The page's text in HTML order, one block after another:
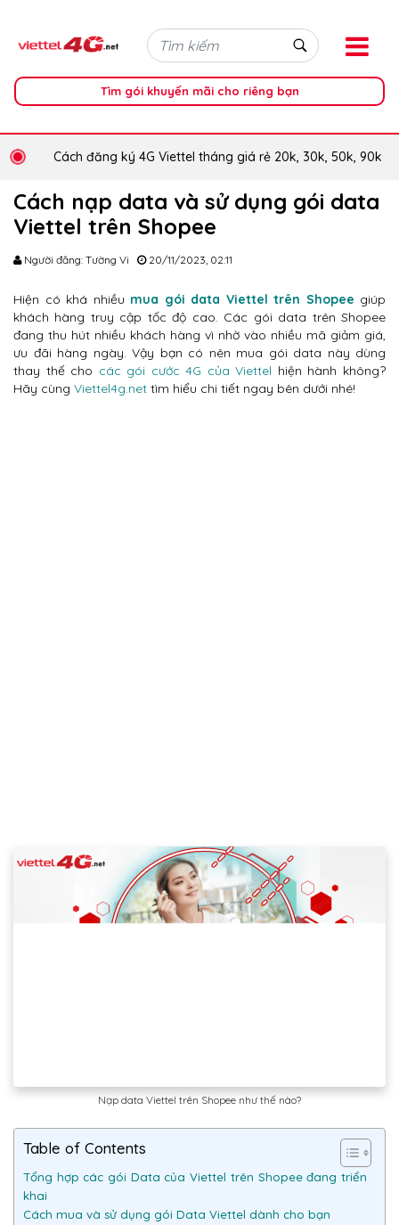
Tìm gói khuyến mãi cho riêng bạn
Cách đăng ký 4G Viettel tháng giá rẻ 20k, 30k, 50k, 90k
Cách nạp data và sử dụng gói data
Viettel trên Shopee
Người đăng: Tường Vi 20/11/2023, 02:11
Hiện có khá nhiều mua gói data Viettel trên Shopee giúp
khách hàng truy cập tốc độ cao. Các gói data trên Shopee
đang thu hút nhiều khách hàng vì nhờ vào nhiều mã giảm giá,
ưu đãi hàng ngày. Vậy bạn có nên mua gói data này dùng
thay thế cho các gói cước 4G của Viettel hiện hành không?
Hãy cùng Viettel4g.net tìm hiểu chi tiết ngay bên dưới nhé!
Nạp data Viettel trên Shopee như thế nào?
Table of Contents
Tổng hợp các gói Data của Viettel trên Shopee đang triển
khai
Cách mua và sử dụng gói Data Viettel dành cho bạn